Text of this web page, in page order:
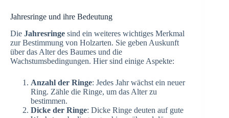
Jahresringe und ihre Bedeutung
Die Jahresringe sind ein weiteres wichtiges Merkmal
zur Bestimmung von Holzarten. Sie geben Auskunft
über das Alter des Baumes und die
Wachstumsbedingungen. Hier sind einige Aspekte:
Anzahl der Ringe: Jedes Jahr wächst ein neuer
Ring. Zähle die Ringe, um das Alter zu
bestimmen.
Dicke der Ringe: Dicke Ringe deuten auf gute